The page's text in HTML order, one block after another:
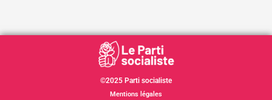
©2025 Parti socialiste
Mentions légales